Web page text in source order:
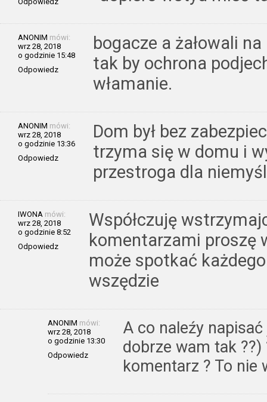
ANONIM mówi:
wrz 28, 2018
o godzinie 15:48
Odpowiedz
bogacze a żałowali
tak by ochrona
włamanie.
ANONIM mówi:
wrz 28, 2018
o godzinie 13:36
Odpowiedz
Dom był bez
trzyma się w domu i
przestroga dla
IWONA mówi:
wrz 28, 2018
o godzinie 8:52
Odpowiedz
Współczuję
komentarzami proszę
może spotkać
wszędzie
ANONIM mówi:
wrz 28, 2018
o godzinie 13:30
Odpowiedz
A co naleźy
dobrze wam tak ??)
komentarz ? To nie